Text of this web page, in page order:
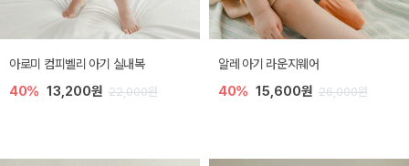
아로미 컴피벨리 아기 실내복
40% 13,200원 22,000원
알레 아기 라운지웨어
40% 15,600원 26,000원